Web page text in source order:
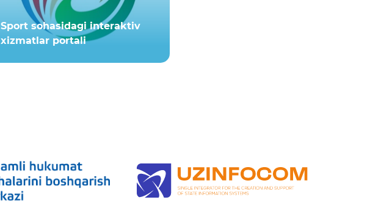
Sport sohasidagi interaktiv
xizmatlar portali